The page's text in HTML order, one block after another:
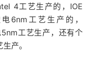
4工艺生产的，IOE
6nm工艺生产的，
工艺生产，还有个
产。